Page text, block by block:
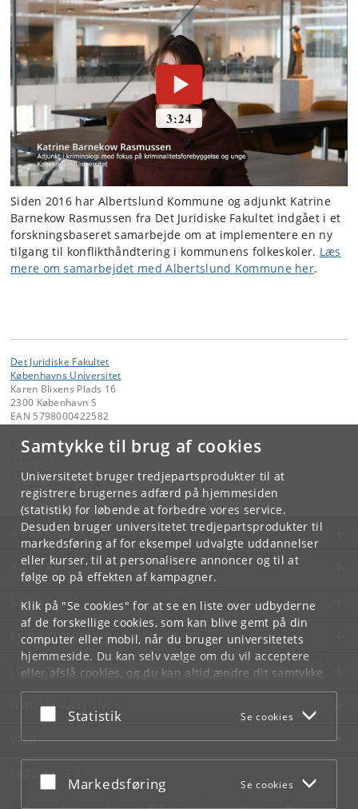
Samtykke til brug af cookies
Universitetet bruger tredjepartsprodukter til at
registrere brugernes adfærd på hjemmesiden
(statistik) for løbende at forbedre vores service.
Desuden bruger universitetet tredjepartsprodukter til
markedsføring af for eksempel udvalgte uddannelser
eller kurser, til at personalisere annoncer og til at
følge op på effekten af kampagner.
Klik på "Se cookies" for at se en liste over udbyderne
af de forskellige cookies, som kan blive gemt på din
computer eller mobil, når du bruger universitetets
hjemmeside. Du kan selv vælge om du vil acceptere
eller afslå cookies, og du kan altid ændre dit samtykke
underCookie- og privatlivspolitiksom du finder i
bunden af hver side.
Acceptér eller afslå
Statistik Se cookies
Acceptér eller afslå
Markedsføring Se cookies
Siden 2016 har Albertslund Kommune og adjunkt Katrine
Barnekow Rasmussen fra Det Juridiske Fakultet indgået i et
forskningsbaseret samarbejde om at implementere en ny
tilgang til konflikthåndtering i kommunens folkeskoler. Læs
mere om samarbejdet med Albertslund Kommune her.
Det Juridiske Fakultet
Københavns Universitet
Karen Blixens Plads 16
2300 København S
EAN 5798000422582
Kontakt:
jurfak @jur.ku.dk
KØBENHAVNS UNIVERSITET
KONTAKT
SERVICES
FOR STUDERENDE OG ANSATTE
JOB OG KARRIERE
NØDSITUATIONER
WEB
MØD KU PÅ